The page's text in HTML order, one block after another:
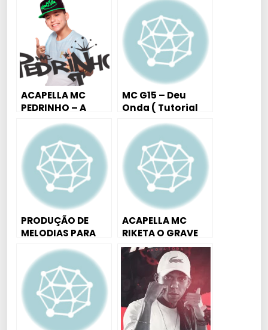
ACAPELLA MC
PEDRINHO – A
DJ 2P MIX ]
MC G15 – Deu
Onda ( Tutorial
Teclado )
PRODUÇÃO DE
MELODIAS PARA
DAVID MM
ACAPELLA MC
RIKETA O GRAVE
BATEU 2017 (
SamyDJ )